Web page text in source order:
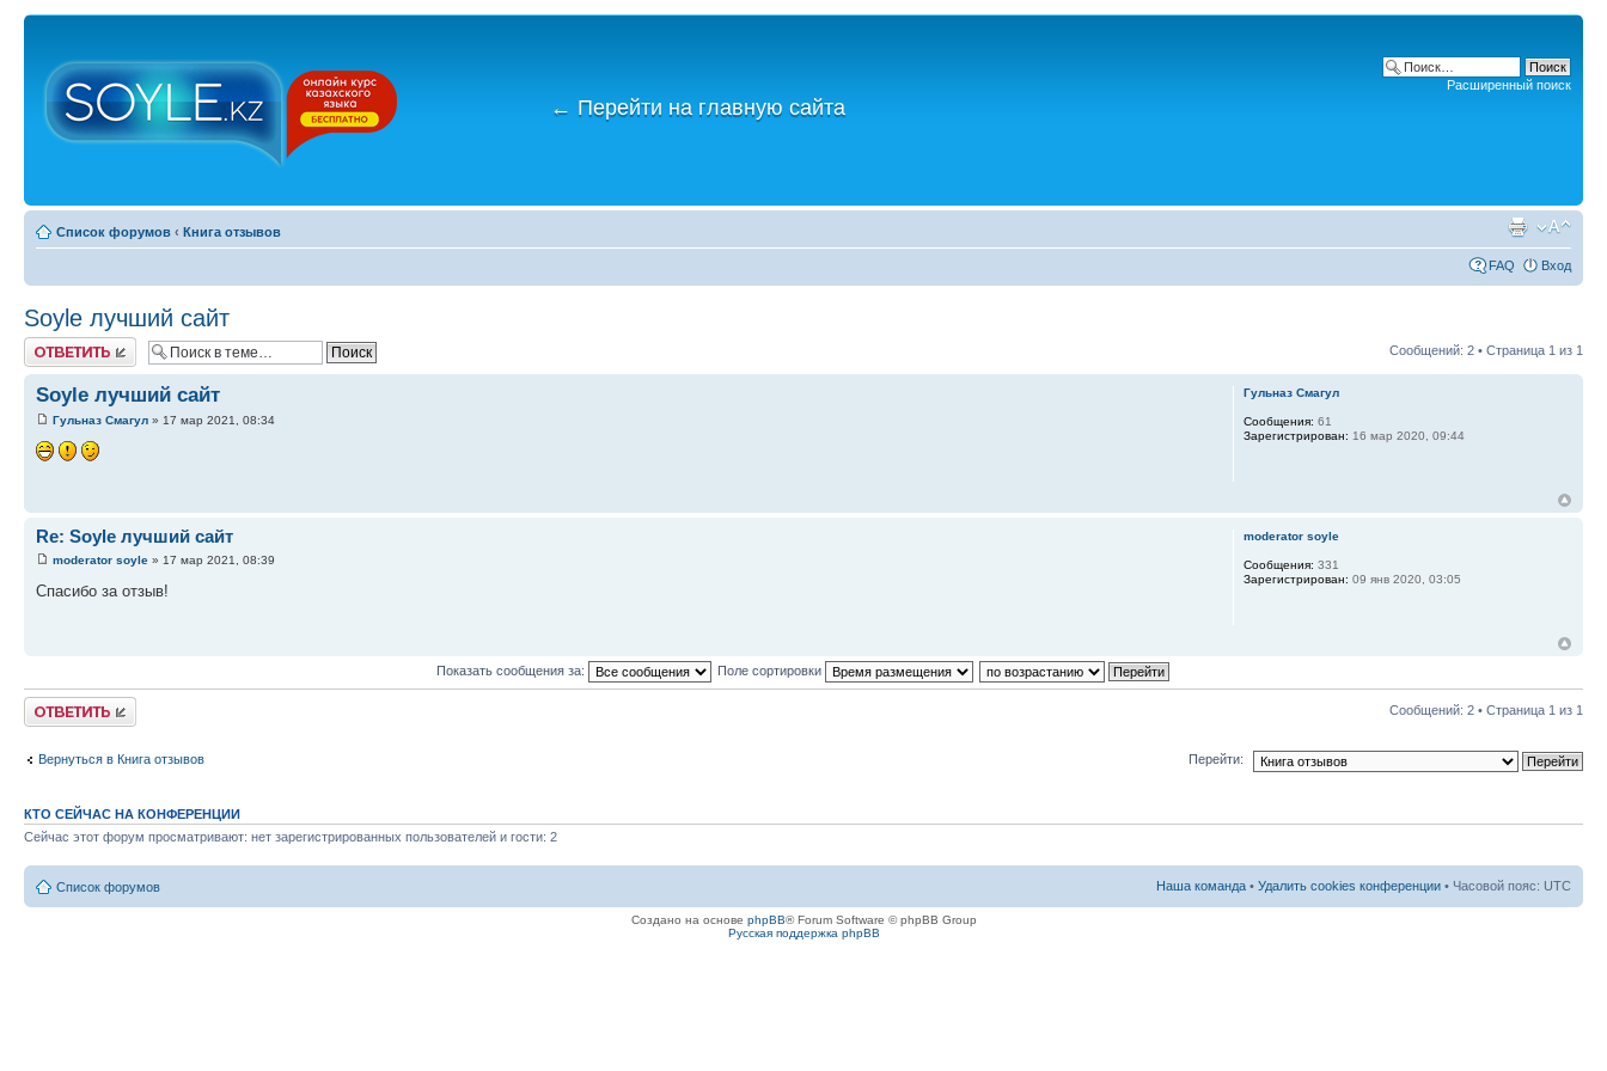
← Перейти на главную сайта
Расширенный поиск
Список форумов ‹ Книга отзывов
FAQ Вход
Soyle лучший сайт
Ответить Сообщений: 2 • Страница 1 из 1
Soyle лучший сайт
Гульназ Смагул » 17 мар 2021, 08:34
Гульназ Смагул
Сообщения: 61
Зарегистрирован: 16 мар 2020, 09:44
Re: Soyle лучший сайт
moderator soyle » 17 мар 2021, 08:39
Спасибо за отзыв!
moderator soyle
Сообщения: 331
Зарегистрирован: 09 янв 2020, 03:05
Показать сообщения за: Поле сортировки
Ответить Сообщений: 2 • Страница 1 из 1
Вернуться в Книга отзывов Перейти:
КТО СЕЙЧАС НА КОНФЕРЕНЦИИ
Сейчас этот форум просматривают: нет зарегистрированных пользователей и гости: 2
Список форумов Наша команда • Удалить cookies конференции • Часовой пояс: UTC
Создано на основе phpBB® Forum Software © phpBB Group
Русская поддержка phpBB